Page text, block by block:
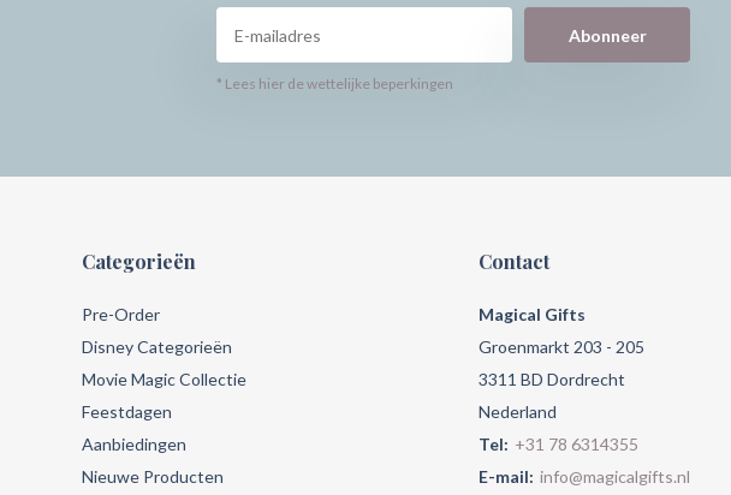
Abonneer
* Lees hier de wettelijke beperkingen
Categorieën
Pre-Order
Disney Categorieën
Movie Magic Collectie
Feestdagen
Aanbiedingen
Nieuwe Producten
Contact
Magical Gifts
Groenmarkt 203 - 205
3311 BD Dordrecht
Nederland
Tel: +31 78 6314355
E-mail: info@magicalgifts.nl